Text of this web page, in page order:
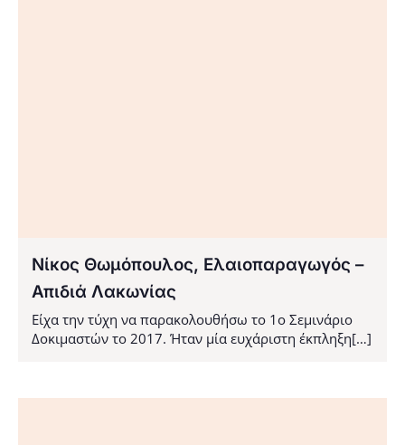
Νίκος Θωμόπουλος, Ελαιοπαραγωγός –
Απιδιά Λακωνίας
Είχα την τύχη να παρακολουθήσω το 1ο Σεμινάριο
Δοκιμαστών το 2017. Ήταν μία ευχάριστη έκπληξη[…]